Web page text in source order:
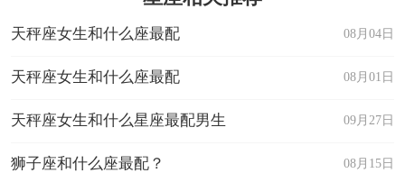
08月04日
天秤座女生和什么座最配
08月01日
天秤座女生和什么座最配
09月27日
天秤座女生和什么星座最配男生
08月15日
狮子座和什么座最配？